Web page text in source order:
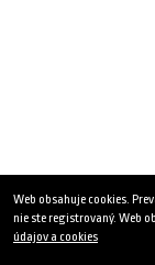
Web obsahuje cookies.
nie ste registrovaný. Web
údajov a cookies